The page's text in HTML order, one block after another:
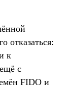
отказаться:
к
с
FIDO и